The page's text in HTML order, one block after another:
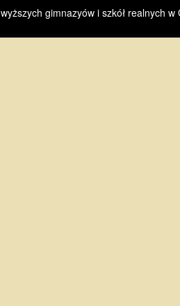
gimnazyów i szkół realnych w